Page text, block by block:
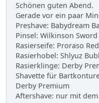
Schönen guten Abend.
Gerade vor ein paar
Preshave: Babydream
Pinsel: Wilkinson Sword
Rasierseife: Proraso
Rasierhobel: Shlyuz
Rasierklinge: Derby
Shavette für
Derby Premium
Aftershave: nur mit